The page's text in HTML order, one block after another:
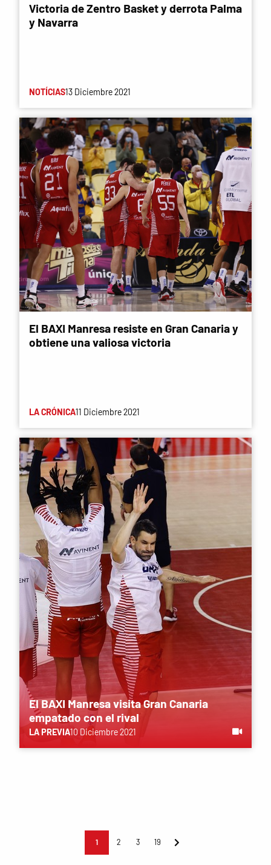
Victoria de Zentro Basket y derrota Palma
y Navarra
NOTÍCIAS13 Diciembre 2021
El BAXI Manresa resiste en Gran Canaria y
obtiene una valiosa victoria
LA CRÓNICA11 Diciembre 2021
El BAXI Manresa visita Gran Canaria
empatado con el rival
LA PREVIA10 Diciembre 2021
1 2 3 19